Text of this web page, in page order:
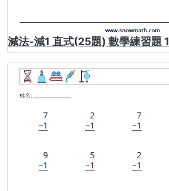
減法-減1 直式(25題) 數學練習題 1